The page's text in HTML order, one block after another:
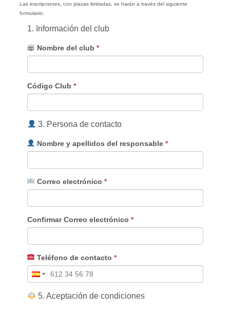
Las inscripciones, con plazas limitadas, se harán a través del siguiente
formulario:
1. Información del club
Nombre del club*
Código Club *
3. Persona de contacto
Nombre y apellidos del responsable*
Correo electrónico*
Confirmar Correo electrónico *
Teléfono de contacto*
5. Aceptación de condiciones